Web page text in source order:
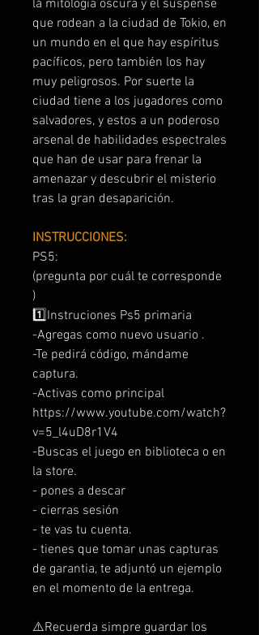
la mitología oscura y el suspense
que rodean a la ciudad de Tokio, en
un mundo en el que hay espíritus
pacíficos, pero también los hay
muy peligrosos. Por suerte la
ciudad tiene a los jugadores como
salvadores, y estos a un poderoso
arsenal de habilidades espectrales
que han de usar para frenar la
amenazar y descubrir el misterio
tras la gran desaparición.
INSTRUCCIONES:
PS5:
(pregunta por cuál te corresponde
)
1️⃣Instruciones Ps5 primaria
-Agregas como nuevo usuario .
-Te pedirá código, mándame
captura.
-Activas como principal
https://www.youtube.com/watch?
v=5_l4uD8r1V4
-Buscas el juego en biblioteca o en
la store.
- pones a descar
- cierras sesión
- te vas tu cuenta.
- tienes que tomar unas capturas
de garantia, te adjuntó un ejemplo
en el momento de la entrega.
⚠️Recuerda simpre guardar los